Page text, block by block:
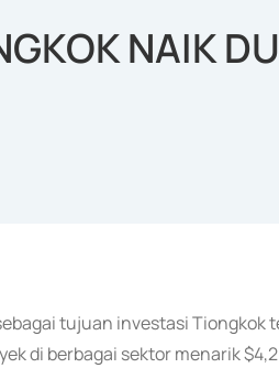
NAIK
tujuan investasi Tiongkok
di berbagai sektor menarik